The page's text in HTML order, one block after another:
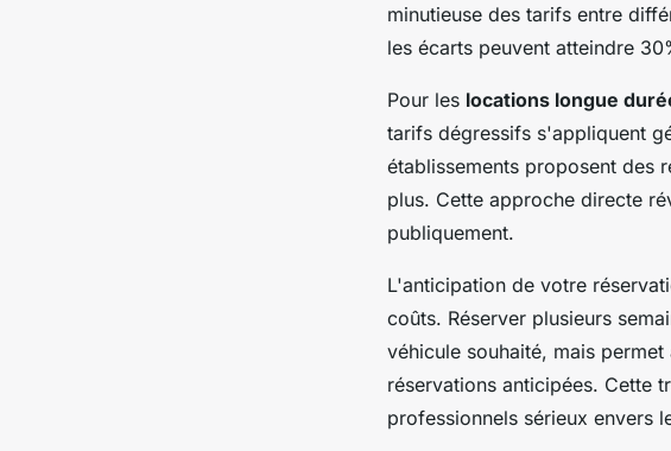
minutieuse des tarifs entre
les écarts peuvent atteindre
Pour les locations longue
tarifs dégressifs s'appliquent
établissements proposent des
plus. Cette approche directe
publiquement.
L'anticipation de votre
coûts. Réserver plusieurs
véhicule souhaité, mais
réservations anticipées. Cette
professionnels sérieux envers